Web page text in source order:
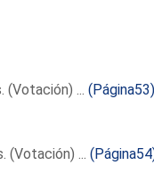
... (Página53)
...